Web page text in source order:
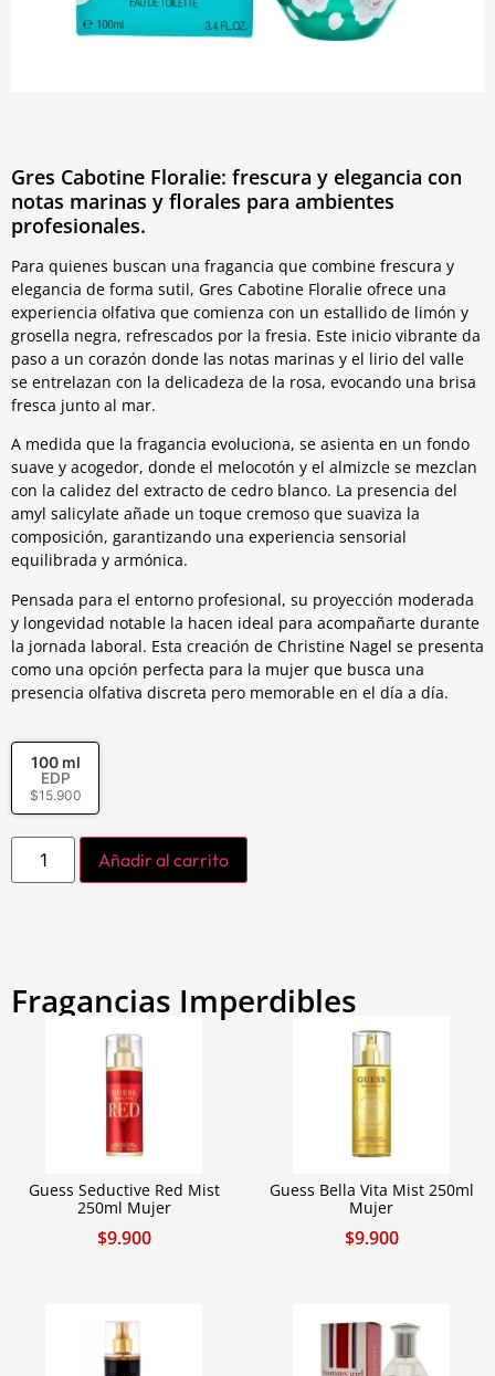
Gres Cabotine Floralie: frescura y elegancia con
notas marinas y florales para ambientes
profesionales.
Para quienes buscan una fragancia que combine frescura y
elegancia de forma sutil, Gres Cabotine Floralie ofrece una
experiencia olfativa que comienza con un estallido de limón y
grosella negra, refrescados por la fresia. Este inicio vibrante da
paso a un corazón donde las notas marinas y el lirio del valle
se entrelazan con la delicadeza de la rosa, evocando una brisa
fresca junto al mar.
A medida que la fragancia evoluciona, se asienta en un fondo
suave y acogedor, donde el melocotón y el almizcle se mezclan
con la calidez del extracto de cedro blanco. La presencia del
amyl salicylate añade un toque cremoso que suaviza la
composición, garantizando una experiencia sensorial
equilibrada y armónica.
Pensada para el entorno profesional, su proyección moderada
y longevidad notable la hacen ideal para acompañarte durante
la jornada laboral. Esta creación de Christine Nagel se presenta
como una opción perfecta para la mujer que busca una
presencia olfativa discreta pero memorable en el día a día.
100 ml
EDP
$15.900
Añadir al carrito
Fragancias Imperdibles
Guess Seductive Red Mist
250ml Mujer
$9.900
Guess Bella Vita Mist 250ml
Mujer
$9.900